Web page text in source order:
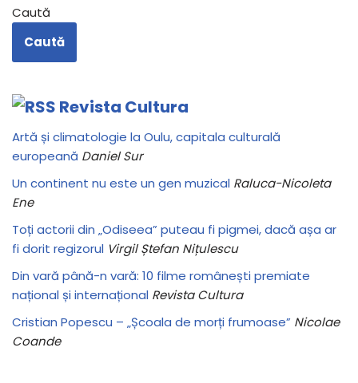
Caută
Caută
Revista Cultura
Artă și climatologie la Oulu, capitala culturală
europeană Daniel Sur
Un continent nu este un gen muzical Raluca-Nicoleta
Ene
Toți actorii din „Odiseea” puteau fi pigmei, dacă așa ar
fi dorit regizorul Virgil Ștefan Nițulescu
Din vară până-n vară: 10 filme românești premiate
național și internațional Revista Cultura
Cristian Popescu – „Școala de morți frumoase” Nicolae
Coande